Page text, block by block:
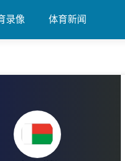
录像 体育新闻